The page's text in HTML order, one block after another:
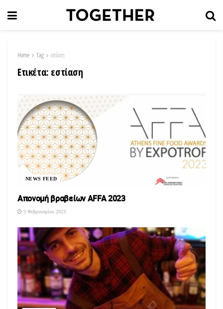
Home Tag εστίαση
Ετικέτα: εστίαση
NEWS FEED
Απονομή βραβείων AFFA 2023
3 Φεβρουαρίου 2023